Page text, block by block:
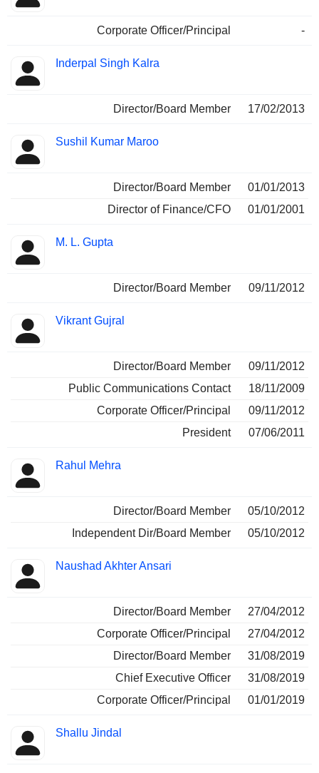
Corporate Officer/Principal -
Inderpal Singh Kalra
Director/Board Member 17/02/2013
Sushil Kumar Maroo
Director/Board Member
01/01/2013
Director of Finance/CFO
01/01/2001
M. L. Gupta
Director/Board Member 09/11/2012
Vikrant Gujral
Director/Board Member
09/11/2012
Public Communications Contact
18/11/2009
Corporate Officer/Principal
09/11/2012
President
07/06/2011
Rahul Mehra
Director/Board Member
05/10/2012
Independent Dir/Board Member
05/10/2012
Naushad Akhter Ansari
Director/Board Member
27/04/2012
Corporate Officer/Principal
27/04/2012
Director/Board Member
31/08/2019
Chief Executive Officer
31/08/2019
Corporate Officer/Principal
01/01/2019
Shallu Jindal